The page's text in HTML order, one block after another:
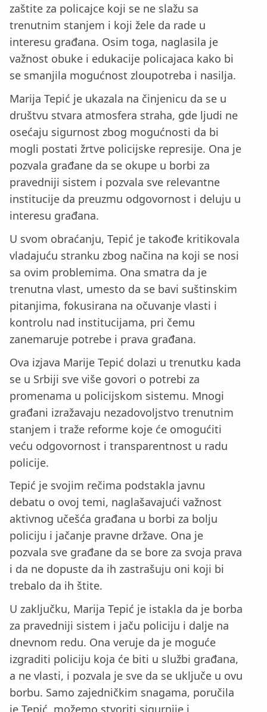
zaštite za policajce koji se ne slažu sa
trenutnim stanjem i koji žele da rade u
interesu građana. Osim toga, naglasila je
važnost obuke i edukacije policajaca kako bi
se smanjila mogućnost zloupotreba i nasilja.
Marija Tepić je ukazala na činjenicu da se u
društvu stvara atmosfera straha, gde ljudi ne
osećaju sigurnost zbog mogućnosti da bi
mogli postati žrtve policijske represije. Ona je
pozvala građane da se okupe u borbi za
pravedniji sistem i pozvala sve relevantne
institucije da preuzmu odgovornost i deluju u
interesu građana.
U svom obraćanju, Tepić je takođe kritikovala
vladajuću stranku zbog načina na koji se nosi
sa ovim problemima. Ona smatra da je
trenutna vlast, umesto da se bavi suštinskim
pitanjima, fokusirana na očuvanje vlasti i
kontrolu nad institucijama, pri čemu
zanemaruje potrebe i prava građana.
Ova izjava Marije Tepić dolazi u trenutku kada
se u Srbiji sve više govori o potrebi za
promenama u policijskom sistemu. Mnogi
građani izražavaju nezadovoljstvo trenutnim
stanjem i traže reforme koje će omogućiti
veću odgovornost i transparentnost u radu
policije.
Tepić je svojim rečima podstakla javnu
debatu o ovoj temi, naglašavajući važnost
aktivnog učešća građana u borbi za bolju
policiju i jačanje pravne države. Ona je
pozvala sve građane da se bore za svoja prava
i da ne dopuste da ih zastrašuju oni koji bi
trebalo da ih štite.
U zaključku, Marija Tepić je istakla da je borba
za pravedniji sistem i jaču policiju i dalje na
dnevnom redu. Ona veruje da je moguće
izgraditi policiju koja će biti u službi građana,
a ne vlasti, i pozvala je sve da se uključe u ovu
borbu. Samo zajedničkim snagama, poručila
je Tepić, možemo stvoriti sigurnije i